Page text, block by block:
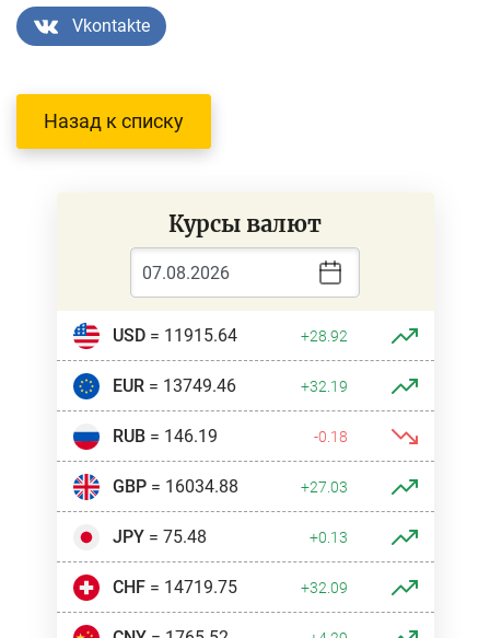
Vkontakte
Назад к списку
Курсы валют
USD= 11915.64 +28.92
EUR= 13749.46 +32.19
RUB= 146.19 -0.18
GBP= 16034.88 +27.03
JPY= 75.48 +0.13
CHF= 14719.75 +32.09